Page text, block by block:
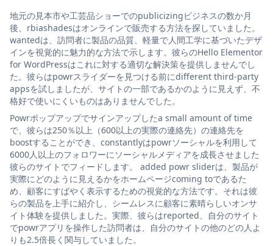
地元の見本市や工芸品ショーでのpublicizingビジネスの数か月
後、rbiashadesはオンラインで販売する方法を探していました。
wantedは、訪問者に製品の品質、軽量で人間工学に基づいたデザ
インを視覚的に魅力的な方法で示します。彼らのHello Elementor
for WordPressはこれに対する適切な解決策を提供しませんでし
た。彼らはpowrスライダーを見つける前にdifferent third-party
appsを試しましたが、サイトの一部であるかのように見えず、不
格好で使いにくいものはありませんでした。
Powrポップアップでサインアップしたa small amount of time
で、彼らは250％以上（600以上の実際の連絡先）の連絡先を
boostすることができ、constantlyはpowrソーシャルを利用して
6000人以上のフォロワーにソーシャルメディアを成長させました
彼らのサイトでフィードします。 added powr sliderは、製品が
実際にどのように見えるかをホームページcoming toであるた
め、顧客にすばやく表示するための視覚的な方法です。それは彼
らの製品を上手に紹介し、シームレスに顧客に素晴らしいオンサ
イト体験を提供しました。実際、彼らはreported、自分のサイト
でpowrアプリを操作した訪問者は、自分のサイトの他のどの人よ
りも2.5倍長く関与していました。